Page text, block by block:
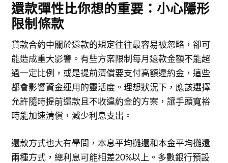
還款彈性比你想的重要：小心隱形
限制條款
貸款合約中關於還款的規定往往最容易被忽略，卻可
能造成重大影響。有些方案限制每月還款金額不能超
過一定比例，或是提前清償要支付高額違約金，這些
都會影響資金運用的靈活度。理想狀況下，應該選擇
允許隨時提前還款且不收違約金的方案，讓手頭寬裕
時能加速清償，減少利息支出。
還款方式也大有學問，本息平均攤還和本金平均攤還
兩種方式，總利息可能相差20%以上。多數銀行預設